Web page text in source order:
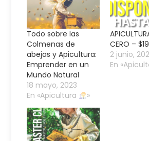
Todo sobre las
Colmenas de
abejas y Apicultura:
Emprender en un
Mundo Natural
18 mayo, 2023
En «Apicultura
»
CERO –
2 junio,
En